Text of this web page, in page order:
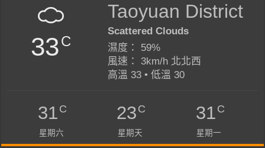
33C
Taoyuan District
Scattered Clouds
濕度： 59%
風速： 3km/h 北北西
高溫 33 • 低溫 30
31C
星期六
23C
星期天
31C
星期一